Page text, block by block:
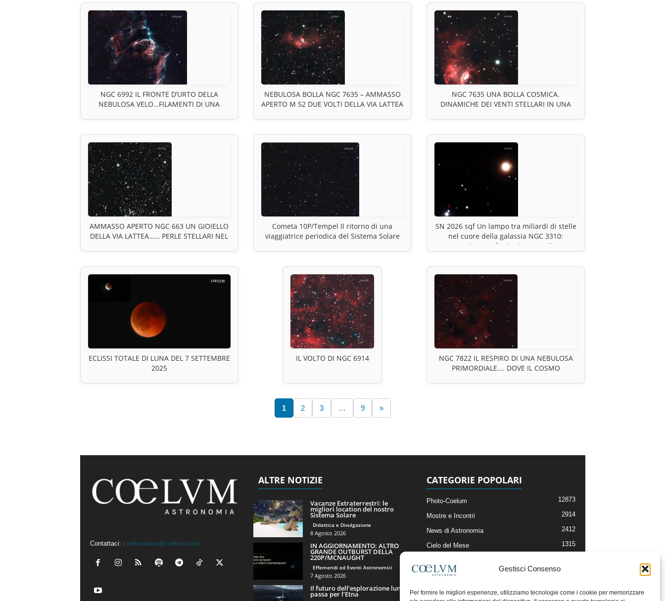
Gestisci Consenso
Per fornire le migliori esperienze, utilizziamo tecnologie come i cookie per memorizzare
NGC 6992 IL FRONTE D’URTO DELLA
NEBULOSA VELO…FILAMENTI DI UNA
NEBULOSA BOLLA NGC 7635 – AMMASSO
APERTO M 52 DUE VOLTI DELLA VIA LATTEA
NGC 7635 UNA BOLLA COSMICA.
DINAMICHE DEI VENTI STELLARI IN UNA
AMMASSO APERTO NGC 663 UN GIOIELLO
DELLA VIA LATTEA…… PERLE STELLARI NEL
Cometa 10P/Tempel Il ritorno di una
viaggiatrice periodica del Sistema Solare
SN 2026 sqf Un lampo tra miliardi di stelle
nel cuore della galassia NGC 3310:
L’esplosione finale di una stella.
ECLISSI TOTALE DI LUNA DEL 7 SETTEMBRE
2025
IL VOLTO DI NGC 6914
NGC 7822 IL RESPIRO DI UNA NEBULOSA
PRIMORDIALE…. DOVE IL COSMO
1 2 3 … 9 »
Contattaci: coelumastro@coelum.com
ALTRE NOTIZIE
Vacanze Extraterrestri: le
migliori location del nostro
Sistema Solare
Didattica e Divulgazione
8 Agosto 2026
IN AGGIORNAMENTO: ALTRO
GRANDE OUTBURST DELLA
220P/MCNAUGHT
Effemeridi ed Eventi Astronomici
7 Agosto 2026
Il futuro dell’esplorazione lunare
passa per l’Etna
CATEGORIE POPOLARI
Photo-Coelum 12873
Mostre e Incontri 2914
News di Astronomia 2412
Cielo del Mese 1315
Articoli e Risorse On-Line
Il Blog della Redazione